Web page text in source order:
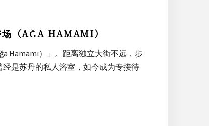
（AĞA HAMAMI）
Hamamı）」。距离独立大街不远，步
是苏丹的私人浴室，如今成为专接待